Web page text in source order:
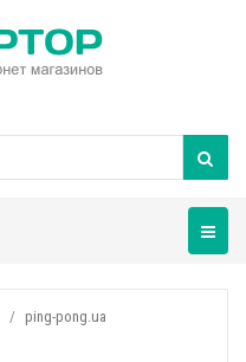
ping-pong.ua